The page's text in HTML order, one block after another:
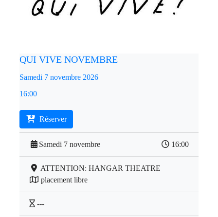
QUI VIVE NOVEMBRE
Samedi 7 novembre 2026
16:00
Réserver
Samedi 7 novembre 16:00
ATTENTION: HANGAR THEATRE
placement libre
---